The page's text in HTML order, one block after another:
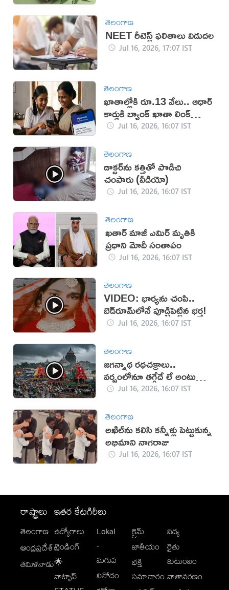
తెలంగాణ
NEET రీటెస్ట్ ఫలితాలు విడుదల
Jul 16, 2026, 17:07 IST
తెలంగాణ
ఖాతాల్లోకి రూ.13 వేలు.. ఆధార్
కార్డుకి బ్యాంక్ ఖాతా లింక్
తప్పనిసరి!
Jul 16, 2026, 16:07 IST
తెలంగాణ
డాక్టర్‌ను కత్తితో పొడిచి
చంపారు (వీడియో)
Jul 16, 2026, 16:07 IST
తెలంగాణ
ఖతార్ మాజీ ఎమిర్ మృతికి
ప్రధాని మోదీ సంతాపం
Jul 16, 2026, 16:07 IST
తెలంగాణ
VIDEO: భార్యను చంపి..
బెడ్‌రూమ్‌లోనే పూడ్చిపెట్టిన భర్త!
Jul 16, 2026, 16:07 IST
తెలంగాణ
జగన్నాథ రథచక్రాలు..
వర్షంలోనూ తగ్గేదే లే అంటున్న
భక్తులుJul 16, 2026, 16:07 IST
తెలంగాణ
అఖిల్‌ను కలిసి కన్నీళ్లు పెట్టుకున్న
అభిమాని నాగరాజు
Jul 16, 2026, 16:07 IST
రాష్ట్రాలు
తెలంగాణ
ఆంధ్రప్రదేశ్
తమిళనాడు
ఇతర కేటగిరీలు
ఉద్యోగాలు
ట్రెండింగ్
🌟
వాట్సాప్
Lokal
-
మగువ
వినోదం
క్రైమ్
జాతీయం
భక్తి
సమాచారం
విద్య
రైతు
కుటుంబం
వాతావరణం